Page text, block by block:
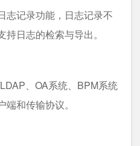
志记录功能，日志记录不
日志的检索与导出。
、OA系统、BPM系统
和传输协议。